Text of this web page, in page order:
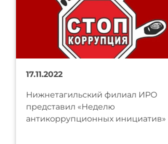
17.11.2022
Нижнетагильский филиал ИРО
представил «Неделю
антикоррупционных инициатив»